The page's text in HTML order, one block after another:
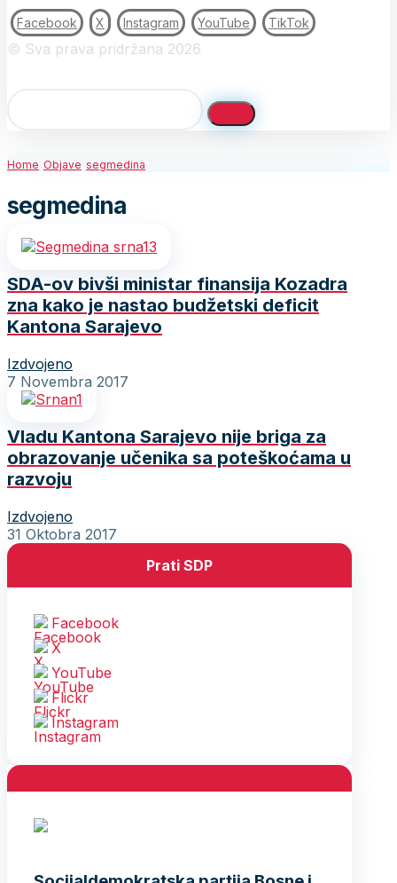
Facebook X Instagram YouTube TikTok
© Sva prava pridržana 2026
Home Objave segmedina
segmedina
SDA-ov bivši ministar finansija Kozadra
zna kako je nastao budžetski deficit
Kantona Sarajevo
Izdvojeno
7 Novembra 2017
Vladu Kantona Sarajevo nije briga za
obrazovanje učenika sa poteškoćama u
razvoju
Izdvojeno
31 Oktobra 2017
Prati SDP
Facebook
X
YouTube
Flickr
Instagram